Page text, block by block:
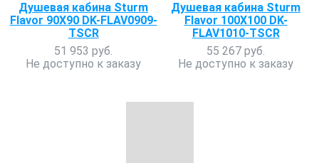
Душевая кабина Sturm
Flavor 90X90 DK-FLAV0909-
TSCR
51 953 руб.
Не доступно к заказу
Душевая кабина Sturm
Flavor 100X100 DK-
FLAV1010-TSCR
55 267 руб.
Не доступно к заказу